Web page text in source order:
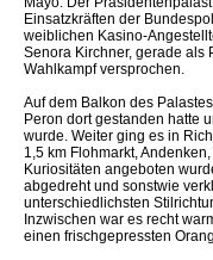
Einsatzkräften der
weiblichen Kasino-
Senora Kirchner, gerade als
Wahlkampf versprochen.
Auf dem Balkon des
Peron dort gestanden hatte
wurde. Weiter ging es in
1,5 km Flohmarkt,
Kuriositäten angeboten
abgedreht und sonstwie
unterschiedlichsten
Inzwischen war es recht
einen frischgepressten